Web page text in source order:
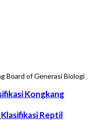
Board of Generasi Biologi
Kongkang
Reptil